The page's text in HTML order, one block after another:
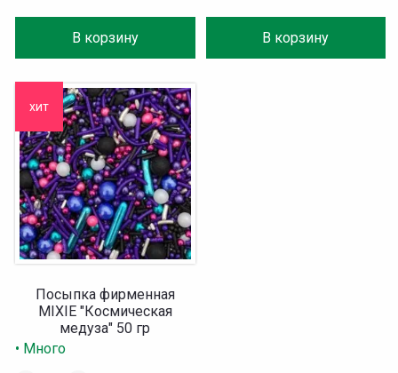
В корзину В корзину
хит
Посыпка фирменная
MIXIE "Космическая
медуза" 50 гр
• Много